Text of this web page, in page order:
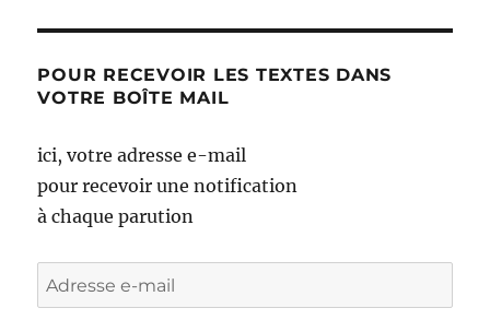
POUR RECEVOIR LES TEXTES DANS
VOTRE BOÎTE MAIL
ici, votre adresse e-mail
pour recevoir une notification
à chaque parution
Adresse
e-